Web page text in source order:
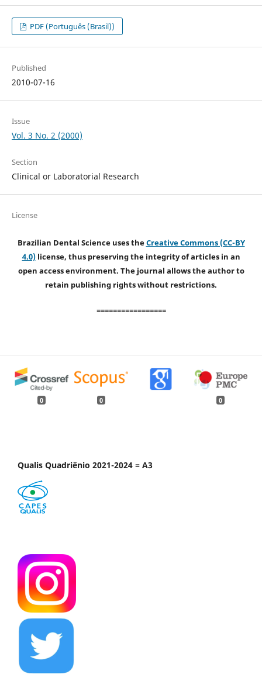
PDF (Português (Brasil))
Published
2010-07-16
Issue
Vol. 3 No. 2 (2000)
Section
Clinical or Laboratorial Research
License
Brazilian Dental Science uses theCreative Commons (CC-BY
4.0)license, thus preserving the integrity of articles in an
open access environment. The journal allows the author to
retain publishing rights without restrictions.
=================
0 0 0
Qualis Quadriênio 2021-2024 = A3